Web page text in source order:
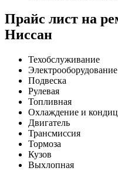
Прайс лист на
Ниссан
Техобслуживание
Электрооборудование
Подвеска
Рулевая
Топливная
Охлаждение и
Двигатель
Трансмиссия
Тормоза
Кузов
Выхлопная